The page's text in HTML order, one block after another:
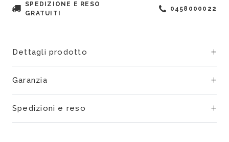
SPEDIZIONE E RESO
GRATUITI
0458000022
Dettagli prodotto
Garanzia
Spedizioni e reso